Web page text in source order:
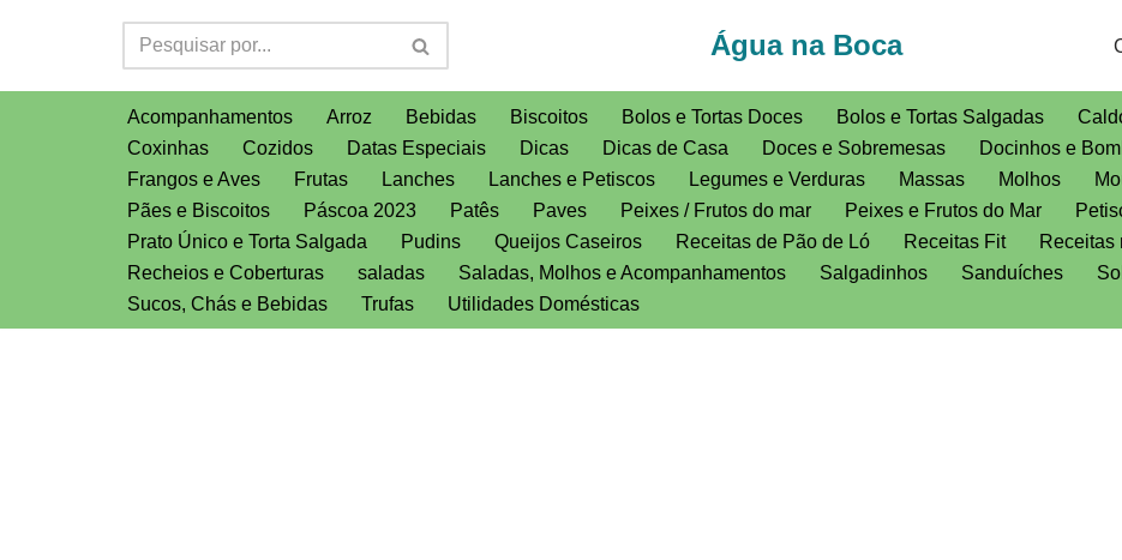
Água na Boca
Acompanhamentos Arroz Bebidas Biscoitos Bolos e Tortas Doces Bolos e Tortas Salgadas
Coxinhas
Cozidos Datas Especiais Dicas Dicas de Casa Doces e Sobremesas Docinhos e
Frangos e Aves
Frutas Lanches Lanches e Petiscos Legumes e Verduras Massas Molhos
Pães e Biscoitos
Páscoa 2023 Patês Paves Peixes / Frutos do mar Peixes e Frutos do Mar
Prato Único e Torta Salgada
Pudins Queijos Caseiros Receitas de Pão de Ló Receitas Fit Receitas
Recheios e Coberturas
saladas Saladas, Molhos e Acompanhamentos Salgadinhos Sanduíches
Sucos, Chás e Bebidas
Trufas Utilidades Domésticas